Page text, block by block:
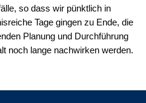
so dass wir pünktlich in
Tage gingen zu Ende, die
Planung und Durchführung
noch lange nachwirken werden.